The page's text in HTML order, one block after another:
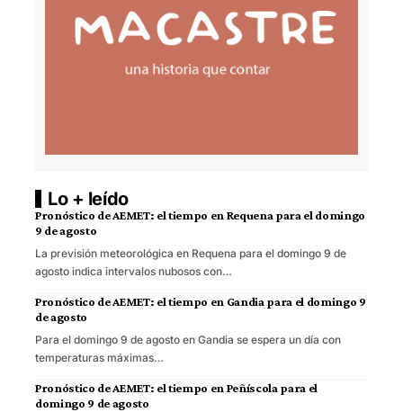
Lo + leído
Pronóstico de AEMET: el tiempo en Requena para el domingo
9 de agosto
La previsión meteorológica en Requena para el domingo 9 de
agosto indica intervalos nubosos con…
Pronóstico de AEMET: el tiempo en Gandia para el domingo 9
de agosto
Para el domingo 9 de agosto en Gandia se espera un día con
temperaturas máximas…
Pronóstico de AEMET: el tiempo en Peñíscola para el
domingo 9 de agosto